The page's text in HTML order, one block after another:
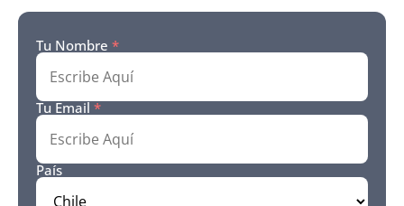
Tu Nombre *
Tu Email*
País